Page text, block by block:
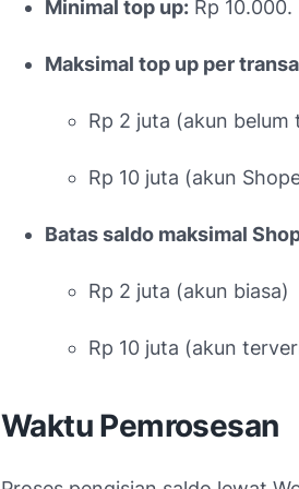
Minimal top up: Rp 10.000.
Maksimal top up per
Rp 2 juta (akun belum
Rp 10 juta (akun
Batas saldo maksimal
Rp 2 juta (akun biasa)
Rp 10 juta (akun
Waktu Pemrosesan